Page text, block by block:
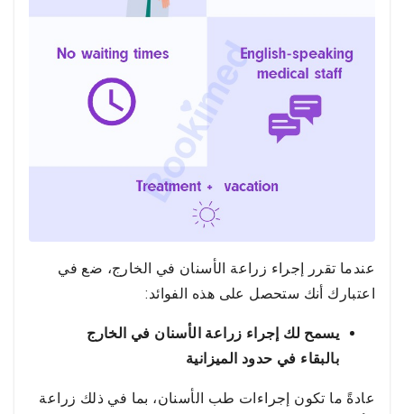
عندما تقرر إجراء زراعة الأسنان في الخارج، ضع في
اعتبارك أنك ستحصل على هذه الفوائد:
يسمح لك إجراء زراعة الأسنان في الخارج
بالبقاء في حدود الميزانية
عادةً ما تكون إجراءات طب الأسنان، بما في ذلك زراعة